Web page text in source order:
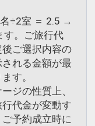
われる、真
山弥山の麓
20分。大聖
一望でき、
場所です。
獅子岩駅ま
様の調和が
1407年）
色合いも大
とともに宮
み出してい
÷2室 ＝ 2.5 →
す。ご旅行代
ご選択内容の
れる金額が最
す。
ジの性質上、
代金が変動す
予約成立時に